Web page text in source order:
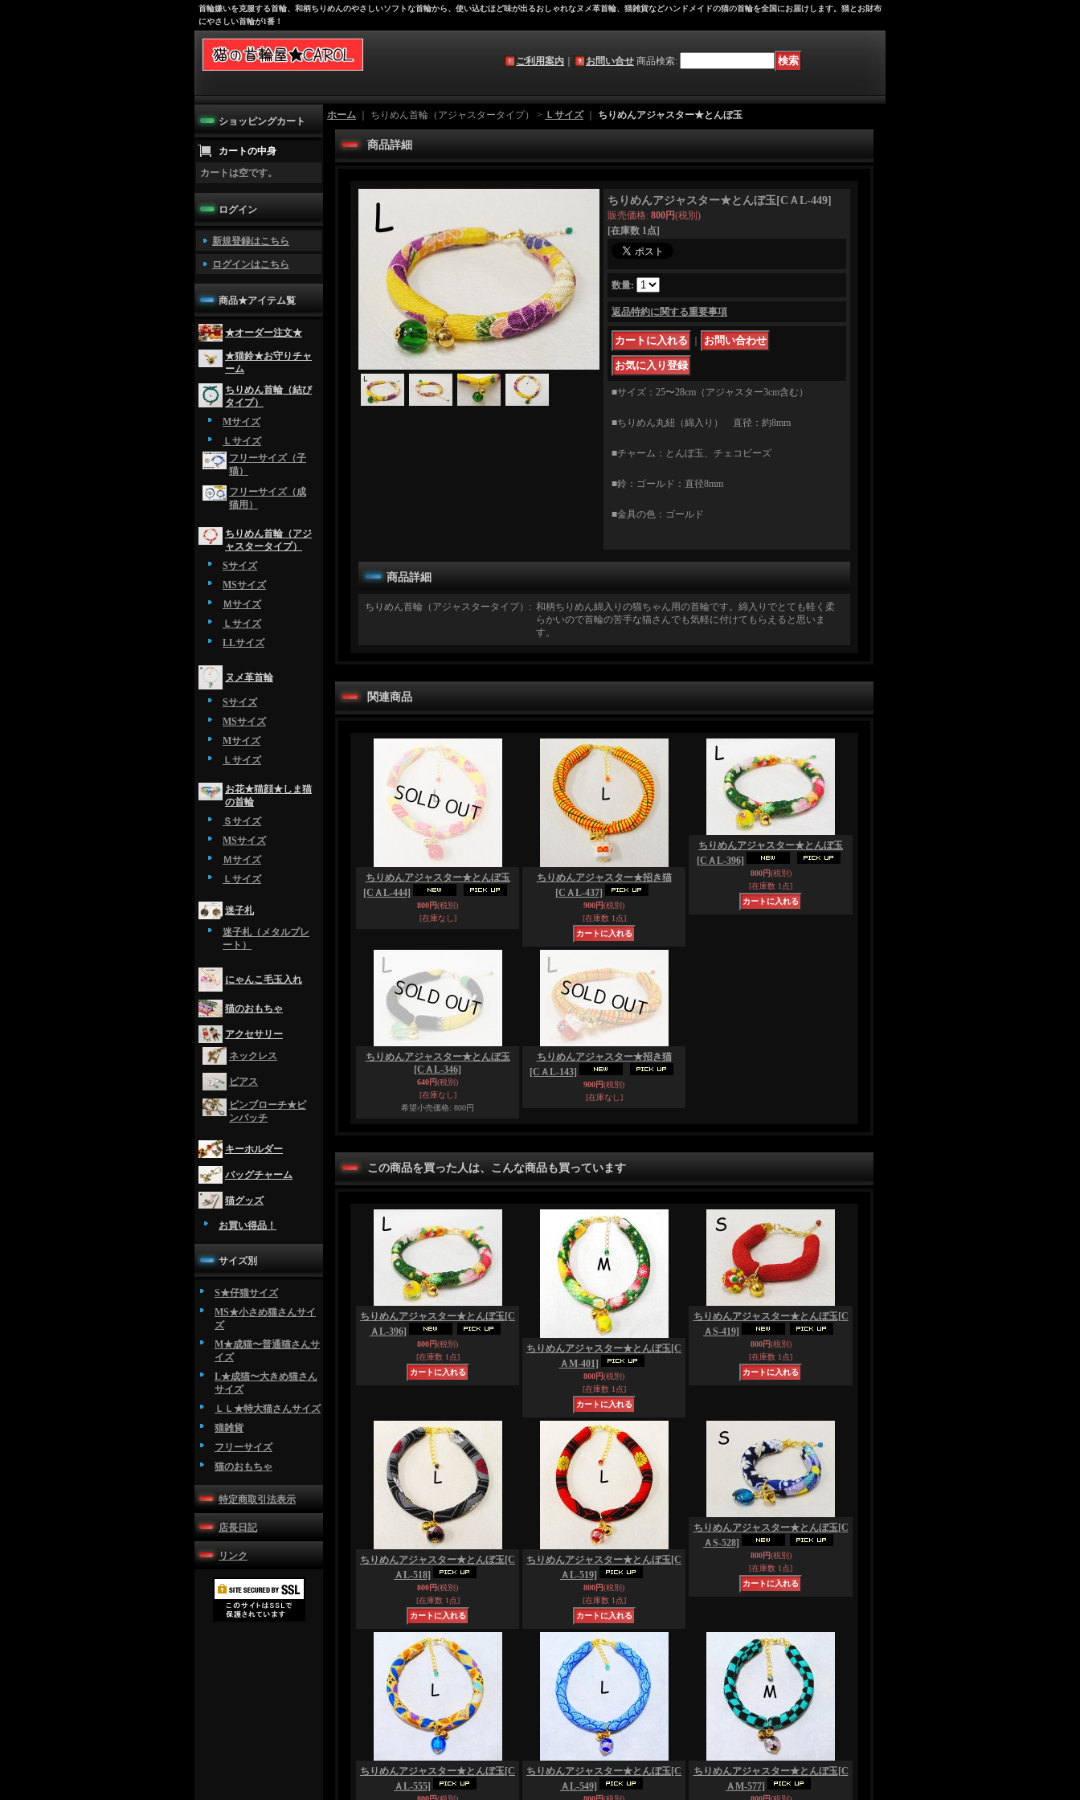
首輪嫌いを克服する首輪、和柄ちりめんのやさしいソフトな首輪から、使い込むほど味が出るおしゃれなヌメ革首輪、猫雑貨などハンドメイドの猫の首輪を全国にお届けします。猫とお財布
にやさしい首輪が1番！
ご利用案内 お問い合せ 商品検索:
ショッピングカート
カートの中身
カートは空です。
ログイン
新規登録はこちら
ログインはこちら
商品★アイテム覧
★オーダー注文★
★猫鈴★お守りチャ
ーム
ちりめん首輪（結び
タイプ）
Mサイズ
Ｌサイズ
フリーサイズ（子
猫）
フリーサイズ（成
猫用）
ちりめん首輪（アジ
ャスタータイプ）
Sサイズ
MSサイズ
Ｍサイズ
Ｌサイズ
LLサイズ
ヌメ革首輪
Sサイズ
MSサイズ
Mサイズ
Ｌサイズ
お花★猫顔★しま猫
の首輪
Ｓサイズ
MSサイズ
Ｍサイズ
Ｌサイズ
迷子札
迷子札（メタルプレ
ート）
にゃんこ毛玉入れ
猫のおもちゃ
アクセサリー
ネックレス
ピアス
ピンブローチ★ピ
ンバッチ
キーホルダー
バッグチャーム
猫グッズ
お買い得品！
サイズ別
S★仔猫サイズ
MS★小さめ猫さんサイ
ズ
M★成猫〜普通猫さんサ
イズ
L★成猫〜大きめ猫さん
サイズ
ＬＬ★特大猫さんサイズ
猫雑貨
フリーサイズ
猫のおもちゃ
特定商取引法表示
店長日記
リンク
ホーム ｜ ちりめん首輪（アジャスタータイプ） > Ｌサイズ｜ ちりめんアジャスター★とんぼ玉
商品詳細
ちりめんアジャスター★とんぼ玉[CＡL-449]
販売価格: 800円(税別)
[在庫数 1点]
数量:
返品特約に関する重要事項
■サイズ：25〜28cm（アジャスター3cm含む）
■ちりめん丸紐（綿入り） 直径：約8mm
■チャーム：とんぼ玉、チェコビーズ
■鈴：ゴールド：直径8mm
■金具の色：ゴールド
商品詳細
ちりめん首輪（アジャスタータイプ） : 和柄ちりめん綿入りの猫ちゃん用の首輪です。綿入りでとても軽く柔
らかいので首輪の苦手な猫さんでも気軽に付けてもらえると思いま
す。
関連商品
ちりめんアジャスター★とんぼ玉
[CＡL-444]
800円(税別)
[在庫なし]
ちりめんアジャスター★招き猫
[CＡL-437]
900円(税別)
[在庫数 1点]
ちりめんアジャスター★とんぼ玉
[CＡL-396]
800円(税別)
[在庫数 1点]
ちりめんアジャスター★とんぼ玉
[CＡL-346]
640円(税別)
[在庫なし]
希望小売価格: 800円
ちりめんアジャスター★招き猫
[CＡL-143]
900円(税別)
[在庫なし]
この商品を買った人は、こんな商品も買っています
ちりめんアジャスター★とんぼ玉[C
ＡL-396]
800円(税別)
[在庫数 1点]
ちりめんアジャスター★とんぼ玉[C
ＡM-401]
800円(税別)
[在庫数 1点]
ちりめんアジャスター★とんぼ玉[C
ＡS-419]
800円(税別)
[在庫数 1点]
ちりめんアジャスター★とんぼ玉[C
ＡL-518]
800円(税別)
[在庫数 1点]
ちりめんアジャスター★とんぼ玉[C
ＡL-519]
800円(税別)
[在庫数 1点]
ちりめんアジャスター★とんぼ玉[C
ＡS-528]
800円(税別)
[在庫数 1点]
ちりめんアジャスター★とんぼ玉[C
ＡL-555]
ちりめんアジャスター★とんぼ玉[C
ＡL-549]
ちりめんアジャスター★とんぼ玉[C
ＡM-577]